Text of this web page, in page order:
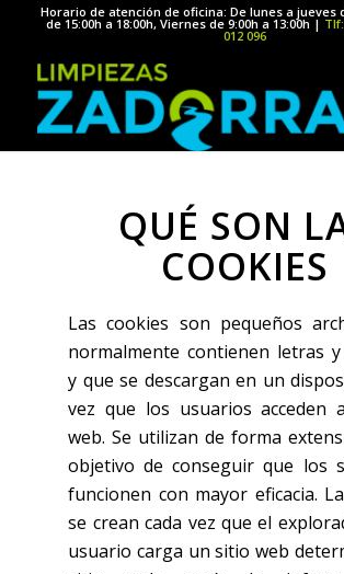
Horario de atención de oficina: De lunes a jueves
de 15:00h a 18:00h, Viernes de 9:00h a 13:00h |
012 096
QUÉ SON
COOKIES
Las cookies son pequeños
normalmente contienen letras
y que se descargan en un
vez que los usuarios acceden
web. Se utilizan de forma
objetivo de conseguir que los
funcionen con mayor eficacia.
se crean cada vez que el
usuario carga un sitio web